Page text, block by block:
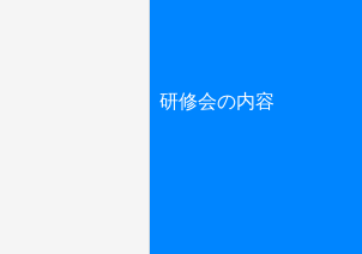
研修会の内容